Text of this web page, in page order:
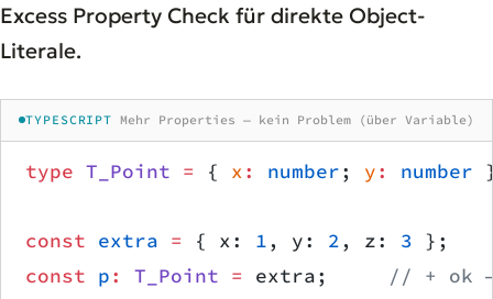
Excess Property Check für direkte Object-
Literale.
TYPESCRIPT Mehr Properties — kein Problem (über Variable)
type T_Point = { x: number; y: number
const extra = { x: 1, y: 2, z: 3 };
const p: T_Point = extra; // + ok